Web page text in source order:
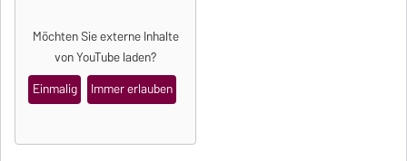
Möchten Sie externe Inhalte
vonYouTubeladen?
Einmalig
Immer erlauben